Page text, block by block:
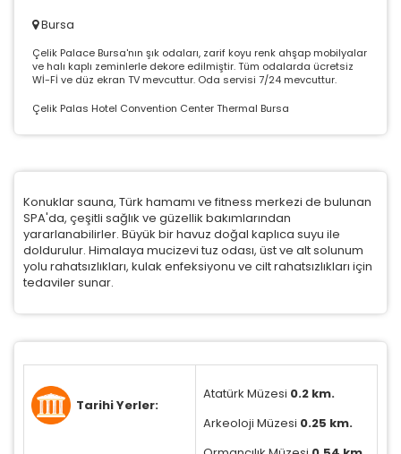
Bursa
Çelik Palace Bursa'nın şık odaları, zarif koyu renk ahşap mobilyalar
ve halı kaplı zeminlerle dekore edilmiştir. Tüm odalarda ücretsiz
Wİ-Fİ ve düz ekran TV mevcuttur. Oda servisi 7/24 mevcuttur.
Çelik Palas Hotel Convention Center Thermal Bursa
Konuklar sauna, Türk hamamı ve fitness merkezi de bulunan
SPA'da, çeşitli sağlık ve güzellik bakımlarından
yararlanabilirler. Büyük bir havuz doğal kaplıca suyu ile
doldurulur. Himalaya mucizevi tuz odası, üst ve alt solunum
yolu rahatsızlıkları, kulak enfeksiyonu ve cilt rahatsızlıkları için
tedaviler sunar.
Tarihi Yerler:
Atatürk Müzesi 0.2 km.
Arkeoloji Müzesi 0.25 km.